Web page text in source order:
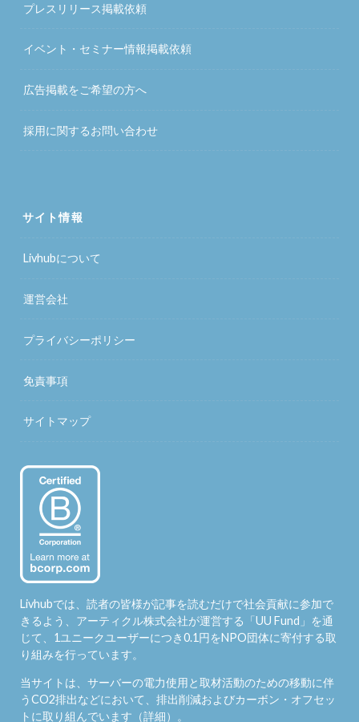
プレスリリース掲載依頼
イベント・セミナー情報掲載依頼
広告掲載をご希望の方へ
採用に関するお問い合わせ
サイト情報
Livhubについて
運営会社
プライバシーポリシー
免責事項
サイトマップ
Livhubでは、読者の皆様が記事を読むだけで社会貢献に参加で
きるよう、アーティクル株式会社が運営する「UU Fund 」を通
じて、1ユニークユーザーにつき0.1円をNPO団体に寄付する取
り組みを行っています。
当サイトは、サーバーの電力使用と取材活動のための移動に伴
うCO2排出などにおいて、排出削減およびカーボン・オフセッ
トに取り組んでいます（詳細）。